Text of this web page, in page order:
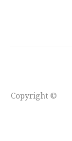
Copyright ©